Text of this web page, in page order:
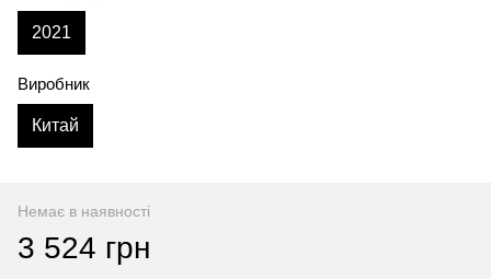
2021
Виробник
Китай
Немає в наявності
3 524 грн